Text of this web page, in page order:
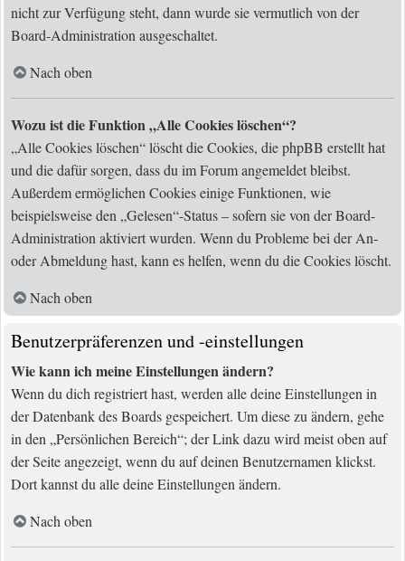
nicht zur Verfügung steht, dann wurde sie vermutlich von der
Board-Administration ausgeschaltet.
Nach oben
Wozu ist die Funktion „Alle Cookies löschen“?
„Alle Cookies löschen“ löscht die Cookies, die phpBB erstellt hat
und die dafür sorgen, dass du im Forum angemeldet bleibst.
Außerdem ermöglichen Cookies einige Funktionen, wie
beispielsweise den „Gelesen“-Status – sofern sie von der Board-
Administration aktiviert wurden. Wenn du Probleme bei der An-
oder Abmeldung hast, kann es helfen, wenn du die Cookies löscht.
Nach oben
Benutzerpräferenzen und -einstellungen
Wie kann ich meine Einstellungen ändern?
Wenn du dich registriert hast, werden alle deine Einstellungen in
der Datenbank des Boards gespeichert. Um diese zu ändern, gehe
in den „Persönlichen Bereich“; der Link dazu wird meist oben auf
der Seite angezeigt, wenn du auf deinen Benutzernamen klickst.
Dort kannst du alle deine Einstellungen ändern.
Nach oben